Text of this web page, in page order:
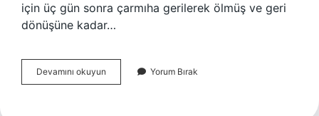
için üç gün sonra çarmıha gerilerek ölmüş ve geri
dönüşüne kadar…
Devamını okuyun
İSa
Yorum Bırak